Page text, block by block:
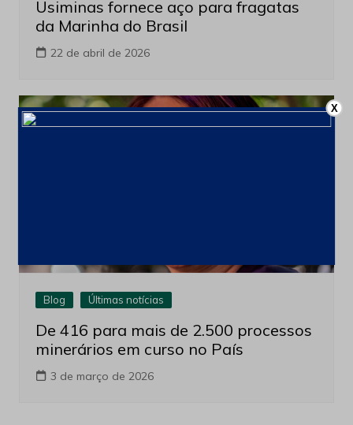
Usiminas fornece aço para fragatas
da Marinha do Brasil
22 de abril de 2026
Blog Últimas notícias
De 416 para mais de 2.500 processos
minerários em curso no País
3 de março de 2026
X